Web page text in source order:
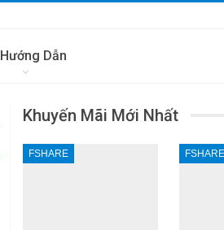
Hướng Dẫn
Khuyến Mãi Mới Nhất
FSHARE FSHARE